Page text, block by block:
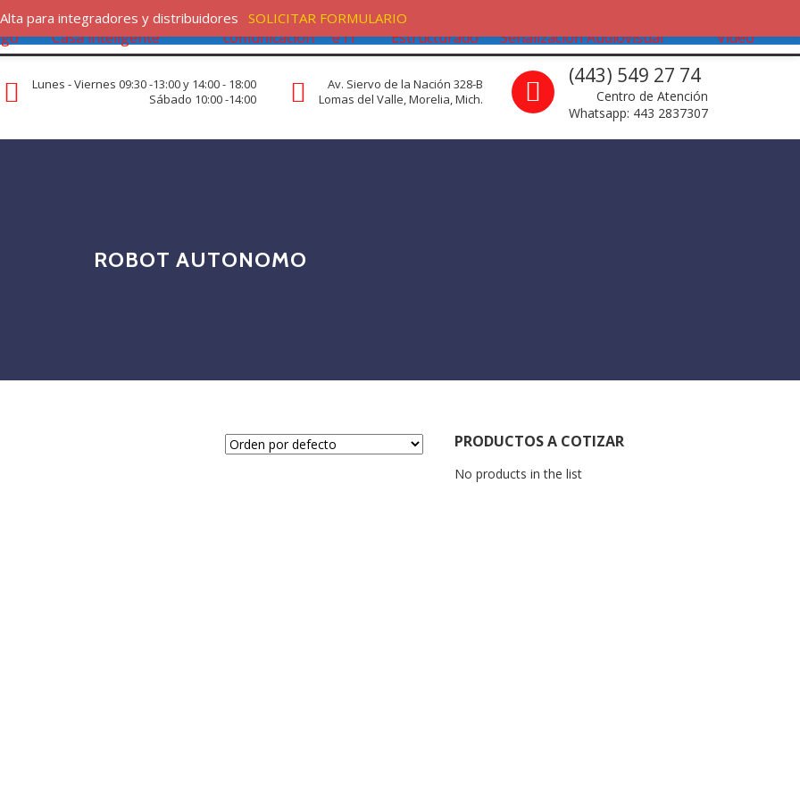
Alarmas / Intrusión y
Casa inteligente
Radio
comunicación
Redes
e IT
Cableado
Estructurado
Señalización Audiovisual
Video
Call us
(443) 549 27 74
Centro de Atención
Whatsapp: 443 2837307
Av. Siervo de la Nación 328-B
Lomas del Valle, Morelia, Mich.
Lunes - Viernes 09:30 -13:00 y 14:00 - 18:00
Sábado 10:00 -14:00
ROBOT AUTONOMO
PRODUCTOS A COTIZAR
No products in the list
Alta para integradores y distribuidores SOLICITAR FORMULARIO